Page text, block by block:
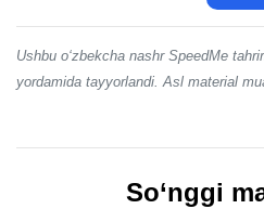
Ushbu o‘zbekcha nashr SpeedMe
yordamida tayyorlandi. Asl material
So‘nggi